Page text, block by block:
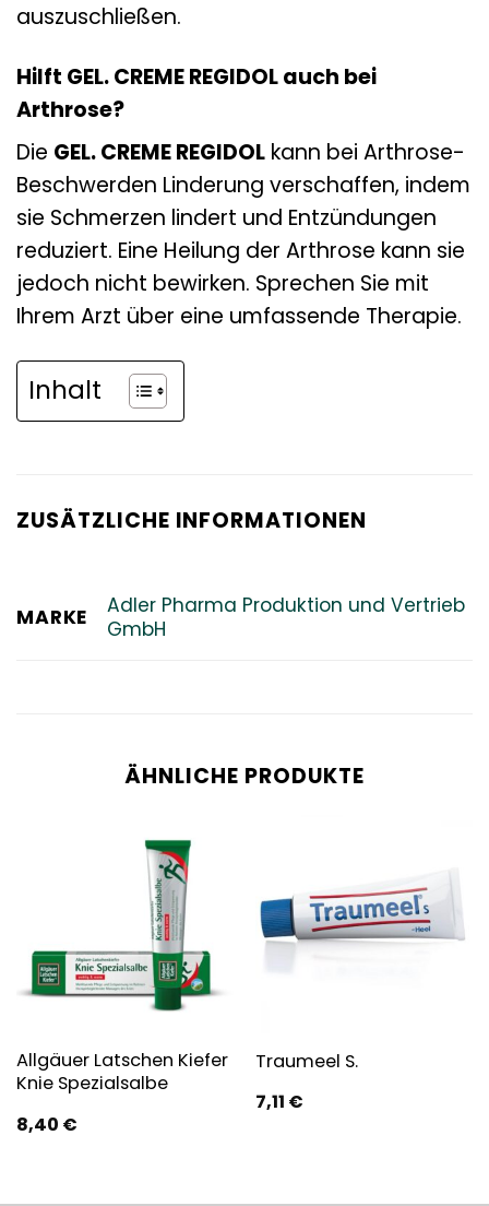
auszuschließen.
Hilft GEL. CREME REGIDOL auch bei
Arthrose?
Die GEL. CREME REGIDOL kann bei Arthrose-
Beschwerden Linderung verschaffen, indem
sie Schmerzen lindert und Entzündungen
reduziert. Eine Heilung der Arthrose kann sie
jedoch nicht bewirken. Sprechen Sie mit
Ihrem Arzt über eine umfassende Therapie.
Inhalt
ZUSÄTZLICHE INFORMATIONEN
MARKE
Adler Pharma Produktion und Vertrieb
GmbH
ÄHNLICHE PRODUKTE
Allgäuer Latschen Kiefer
Knie Spezialsalbe
8,40 €
Traumeel S.
7,11 €